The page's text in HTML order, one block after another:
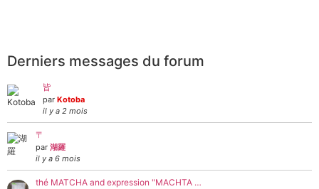
Derniers messages du forum
皆
par Kotoba
il y a 2 mois
〒
par 湖羅
il y a 6 mois
thé MATCHA and expression "MACHTA …